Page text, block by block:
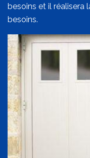
besoins et il réalisera
besoins.